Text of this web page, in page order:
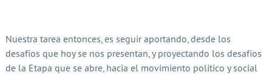
Nuestra tarea entonces, es seguir aportando, desde los
desafíos que hoy se nos presentan, y proyectando los desafíos
de la Etapa que se abre, hacia el movimiento político y social